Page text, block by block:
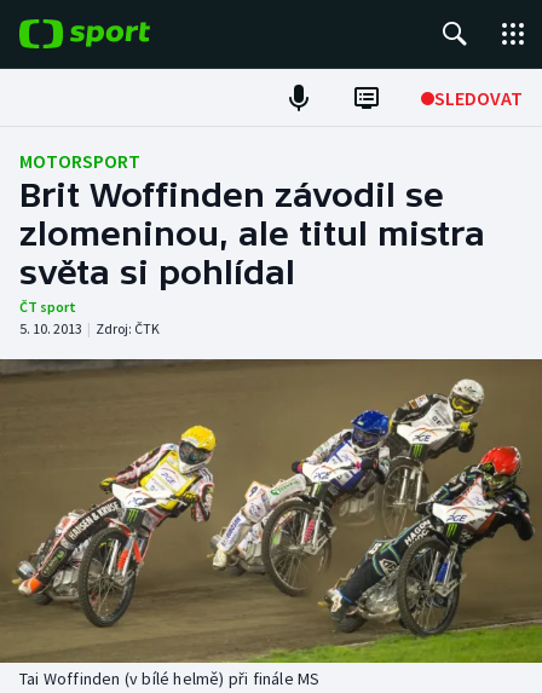
SLEDOVAT
Fotbal
Hokej
Tenis
Atletika
Americký fotbal
Baseball a softbal
Basketbal
Biatlon
NEPŘEHLÉDNĚTE
Soutěže
Historické návraty
Aplikace ČT sport
MOTORSPORT
Brit Woffinden závodil se
zlomeninou, ale titul mistra
světa si pohlídal
ČT sport
5. 10. 2013 | Zdroj: ČTK
Tai Woffinden (v bílé helmě) při finále MS